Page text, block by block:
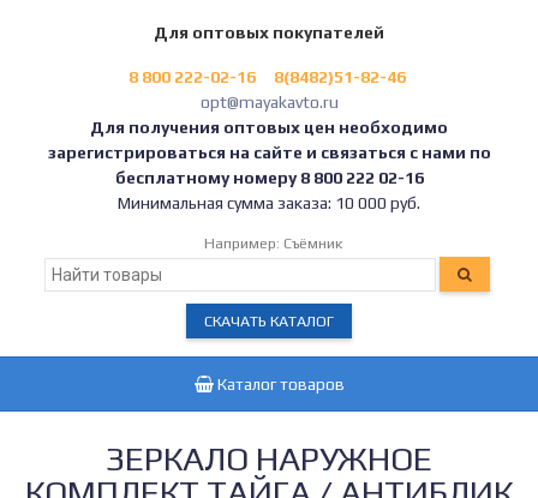
Для оптовых покупателей
8 800 222-02-16
8(8482)51-82-46
opt@mayakavto.ru
Для получения оптовых цен необходимо
зарегистрироваться на сайте и связаться с нами по
бесплатному номеру 8 800 222 02-16
Минимальная сумма заказа: 10 000 руб.
Например: Съёмник
СКАЧАТЬ КАТАЛОГ
Каталог товаров
ЗЕРКАЛО НАРУЖНОЕ